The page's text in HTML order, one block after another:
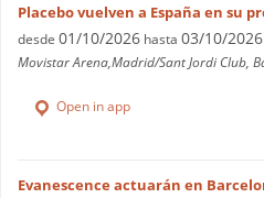
Placebo vuelven a España en su
desde 01/10/2026 hasta 03/10/2026
Movistar Arena,Madrid/Sant Jordi Club,
Open in app
Evanescence actuarán en